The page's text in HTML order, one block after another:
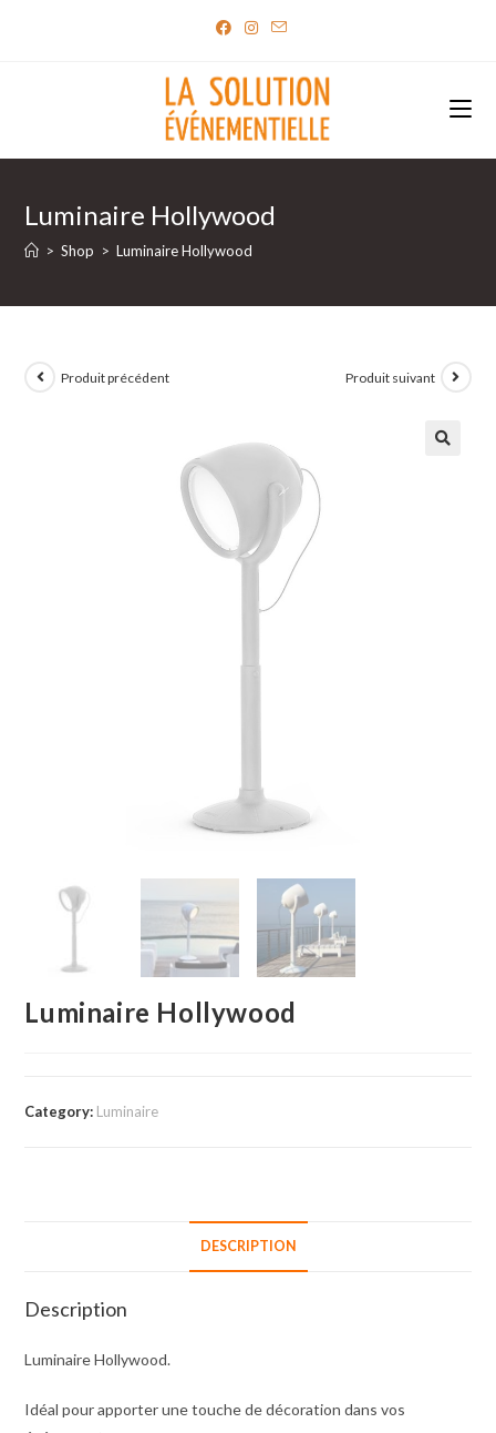
Luminaire Hollywood
> Shop > Luminaire Hollywood
Produit précédent Produit suivant
Luminaire Hollywood
Category: Luminaire
DESCRIPTION
Description
Luminaire Hollywood.
Idéal pour apporter une touche de décoration dans vos